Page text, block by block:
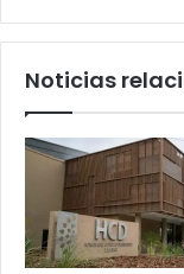
Noticias